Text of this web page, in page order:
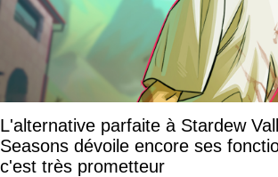
L'alternative parfaite à Stardew
Seasons dévoile encore ses
c'est très prometteur